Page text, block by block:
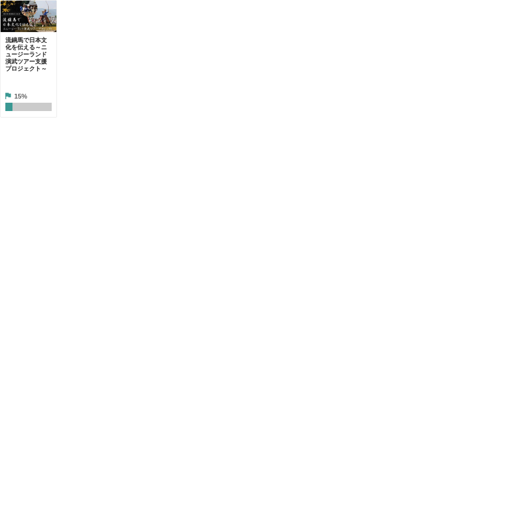
流鏑馬で日本文
化を伝える～ニ
ュージーランド
演武ツアー支援
プロジェクト～
15%